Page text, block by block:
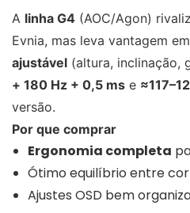
A linha G4 (AOC/Agon)
Evnia, mas leva vantagem em
ajustável (altura, inclinação,
+ 180 Hz + 0,5 ms e
versão.
Por que comprar
Ergonomia completa
Ótimo equilíbrio entre
Ajustes OSD bem